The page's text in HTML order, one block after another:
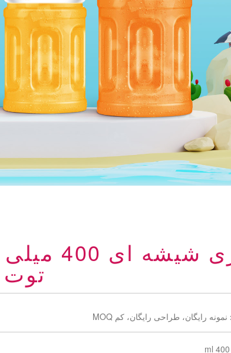
بطری
توت
نمونه رایگان، طراحی رایگان، کم MOQ
400 ml